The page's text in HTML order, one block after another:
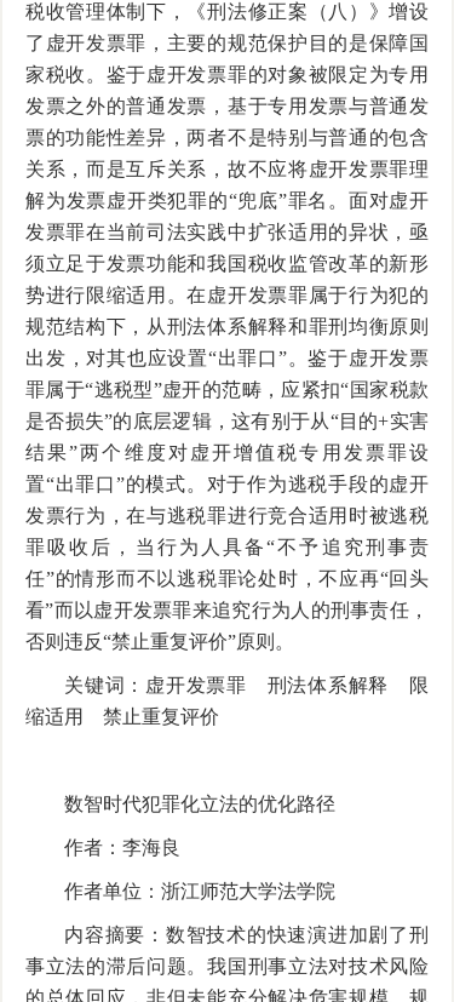
税收管理体制下，《刑法修正案（八）》增设
了虚开发票罪，主要的规范保护目的是保障国
家税收。鉴于虚开发票罪的对象被限定为专用
发票之外的普通发票，基于专用发票与普通发
票的功能性差异，两者不是特别与普通的包含
关系，而是互斥关系，故不应将虚开发票罪理
解为发票虚开类犯罪的“兜底”罪名。面对虚开
发票罪在当前司法实践中扩张适用的异状，亟
须立足于发票功能和我国税收监管改革的新形
势进行限缩适用。在虚开发票罪属于行为犯的
规范结构下，从刑法体系解释和罪刑均衡原则
出发，对其也应设置“出罪口”。鉴于虚开发票
罪属于“逃税型”虚开的范畴，应紧扣“国家税款
是否损失”的底层逻辑，这有别于从“目的+实害
结果”两个维度对虚开增值税专用发票罪设
置“出罪口”的模式。对于作为逃税手段的虚开
发票行为，在与逃税罪进行竞合适用时被逃税
罪吸收后，当行为人具备“不予追究刑事责
任”的情形而不以逃税罪论处时，不应再“回头
看”而以虚开发票罪来追究行为人的刑事责任，
否则违反“禁止重复评价”原则。
关键词：虚开发票罪 刑法体系解释 限
缩适用 禁止重复评价
数智时代犯罪化立法的优化路径
作者：李海良
作者单位：浙江师范大学法学院
内容摘要：数智技术的快速演进加剧了刑
事立法的滞后问题。我国刑事立法对技术风险
的总体回应，非但未能充分解决危害规模、规